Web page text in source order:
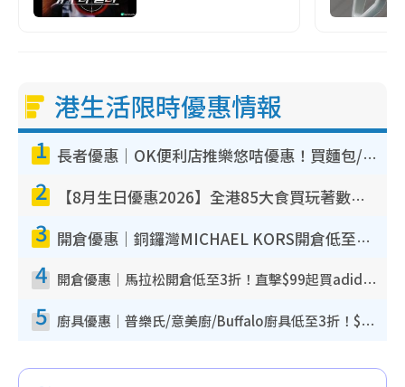
港生活限時優惠情報
1 長者優惠｜OK便利店推樂悠咭優惠！買麵包/牛奶/保健品拍卡即減
2 【8月生日優惠2026】全港85大食買玩著數攻略 自助餐/火鍋放題同行免費＋誠品/DONKI送現金券
3 開倉優惠｜銅鑼灣MICHAEL KORS開倉低至17折！直擊$500起買手袋/銀包/鞋款 必買經典Jet Set系列
4 開倉優惠｜馬拉松開倉低至3折！直擊$99起買adidas／New Balance／Puma鞋款 STANLEY保溫杯劈價至$119起
5 廚具優惠｜普樂氏/意美廚/Buffalo廚具低至3折！$89起買煎鍋／炒鑊／個人鍋 同場小家電激減至$99起